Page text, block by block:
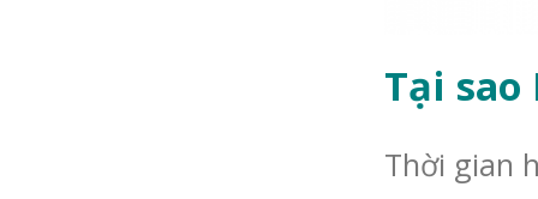
Tại
Thời gian